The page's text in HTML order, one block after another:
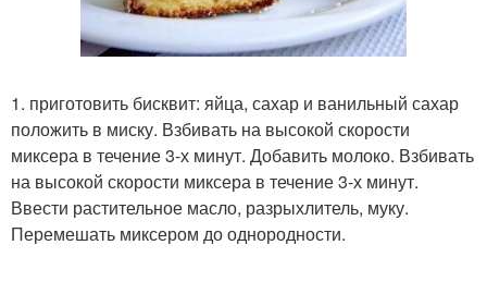
1. приготовить бисквит: яйца, сахар и ванильный сахар
положить в миску. Взбивать на высокой скорости
миксера в течение 3-х минут. Добавить молоко. Взбивать
на высокой скорости миксера в течение 3-х минут.
Ввести растительное масло, разрыхлитель, муку.
Перемешать миксером до однородности.